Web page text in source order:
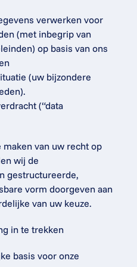
verwerken voor
(met inbegrip van
op basis van ons
(uw bijzondere
(“data
van uw recht op
wij de
gestructureerde,
vorm doorgeven aan
van uw keuze.
in te trekken
basis voor onze